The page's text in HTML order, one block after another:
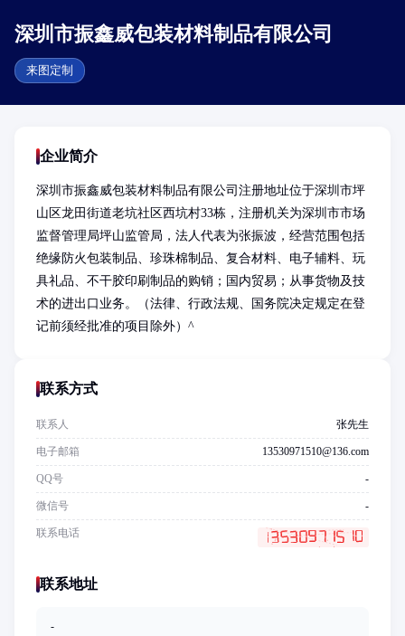
深圳市振鑫威包装材料制品有限公司
来图定制
企业简介
深圳市振鑫威包装材料制品有限公司注册地址位于深圳市坪
山区龙田街道老坑社区西坑村33栋，注册机关为深圳市市场
监督管理局坪山监管局，法人代表为张振波，经营范围包括
绝缘防火包装制品、珍珠棉制品、复合材料、电子辅料、玩
具礼品、不干胶印刷制品的购销；国内贸易；从事货物及技
术的进出口业务。（法律、行政法规、国务院决定规定在登
记前须经批准的项目除外）^
联系方式
联系人 张先生
电子邮箱 13530971510@136.com
QQ号 -
微信号 -
联系电话
联系地址
-